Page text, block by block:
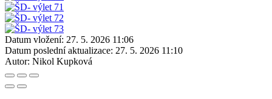
Datum vložení: 27. 5. 2026 11:06
Datum poslední aktualizace: 27. 5. 2026 11:10
Autor: Nikol Kupková